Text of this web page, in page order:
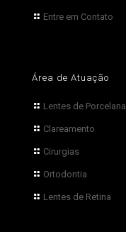
Entre em Contato
Área de Atuação
Lentes de Porcelana
Clareamento
Cirurgias
Ortodontia
Lentes de Retina